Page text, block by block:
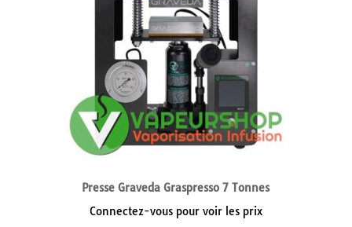
Presse Graveda Graspresso 7 Tonnes
Connectez-vous pour voir les prix